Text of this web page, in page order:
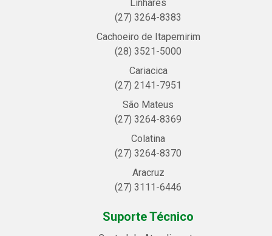
Linhares
(27) 3264-8383
Cachoeiro de Itapemirim
(28) 3521-5000
Cariacica
(27) 2141-7951
São Mateus
(27) 3264-8369
Colatina
(27) 3264-8370
Aracruz
(27) 3111-6446
Suporte Técnico